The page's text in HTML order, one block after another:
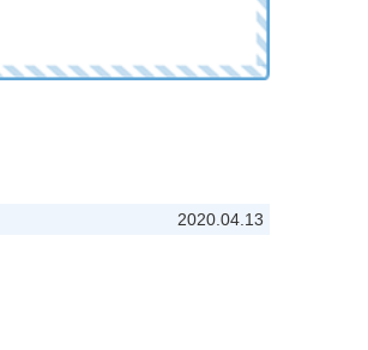
2020.04.13